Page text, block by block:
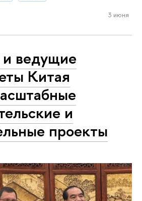
3 июня
ведущие
Китая
и
проекты